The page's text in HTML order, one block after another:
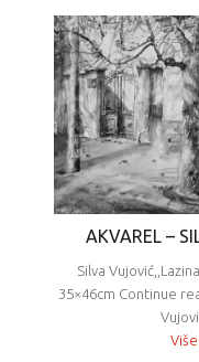
AKVAREL –
Silva
35×46cm Continue